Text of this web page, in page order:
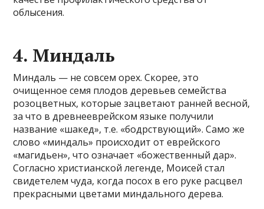
облысения.
4. Миндаль
Миндаль — не совсем орех. Скорее, это
очищенное семя плодов деревьев семейства
розоцветных, которые зацветают ранней весной,
за что в древнееврейском языке получили
название «шакед», т.е. «бодрствующий». Само же
слово «миндаль» происходит от еврейского
«магидьен», что означает «божественный дар».
Согласно христианской легенде, Моисей стал
свидетелем чуда, когда посох в его руке расцвел
прекрасными цветами миндального дерева.